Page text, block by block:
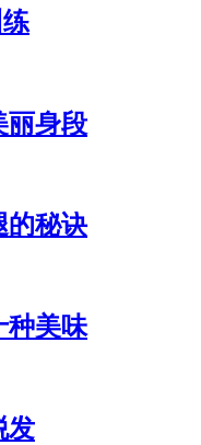
丽身段
的秘诀
种美味
发